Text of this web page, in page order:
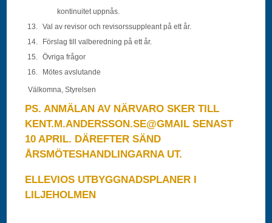
kontinuitet uppnås.
Val av revisor och revisorssuppleant på ett år.
Förslag till valberedning på ett år.
Övriga frågor
Mötes avslutande
Välkomna, Styrelsen
PS. ANMÄLAN AV NÄRVARO SKER TILL
KENT.M.ANDERSSON.SE@GMAIL SENAST
10 APRIL. DÄREFTER SÄND
ÅRSMÖTESHANDLINGARNA UT.
ELLEVIOS UTBYGGNADSPLANER I
LILJEHOLMEN